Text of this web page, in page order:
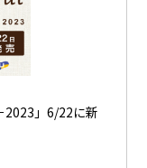
2023」6/22に新